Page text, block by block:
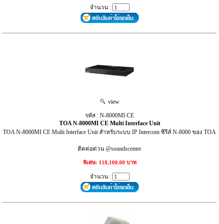
จำนวน :
view
รหัส : N-8000MI CE
TOA N-8000MI CE Multi Interface Unit
TOA N-8000MI CE Multi Interface Unit สำหรับระบบ IP Intercom ซีรีส์ N-8000 ของ TOA
ติดต่อด่วน @soundscenter
พิเศษ: 118,100.00 บาท
จำนวน :